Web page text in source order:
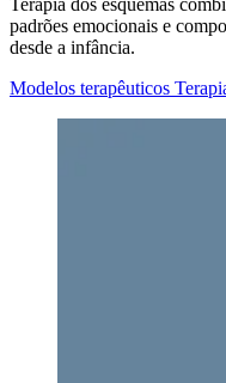
padrões emocionais e
desde a infância.
Modelos terapêuticos